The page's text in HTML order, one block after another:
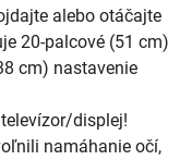
alebo otáčajte
20-palcové (51 cm)
cm) nastavenie
displej!
namáhanie očí,